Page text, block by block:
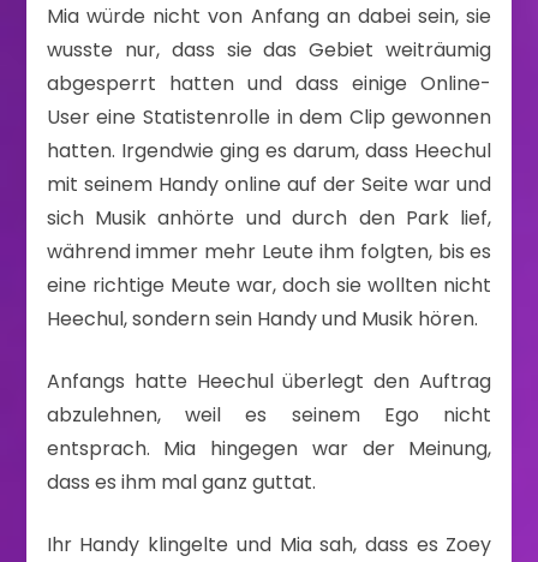
Mia würde nicht von Anfang an dabei sein, sie
wusste nur, dass sie das Gebiet weiträumig
abgesperrt hatten und dass einige Online-
User eine Statistenrolle in dem Clip gewonnen
hatten. Irgendwie ging es darum, dass Heechul
mit seinem Handy online auf der Seite war und
sich Musik anhörte und durch den Park lief,
während immer mehr Leute ihm folgten, bis es
eine richtige Meute war, doch sie wollten nicht
Heechul, sondern sein Handy und Musik hören.
Anfangs hatte Heechul überlegt den Auftrag
abzulehnen, weil es seinem Ego nicht
entsprach. Mia hingegen war der Meinung,
dass es ihm mal ganz guttat.
Ihr Handy klingelte und Mia sah, dass es Zoey